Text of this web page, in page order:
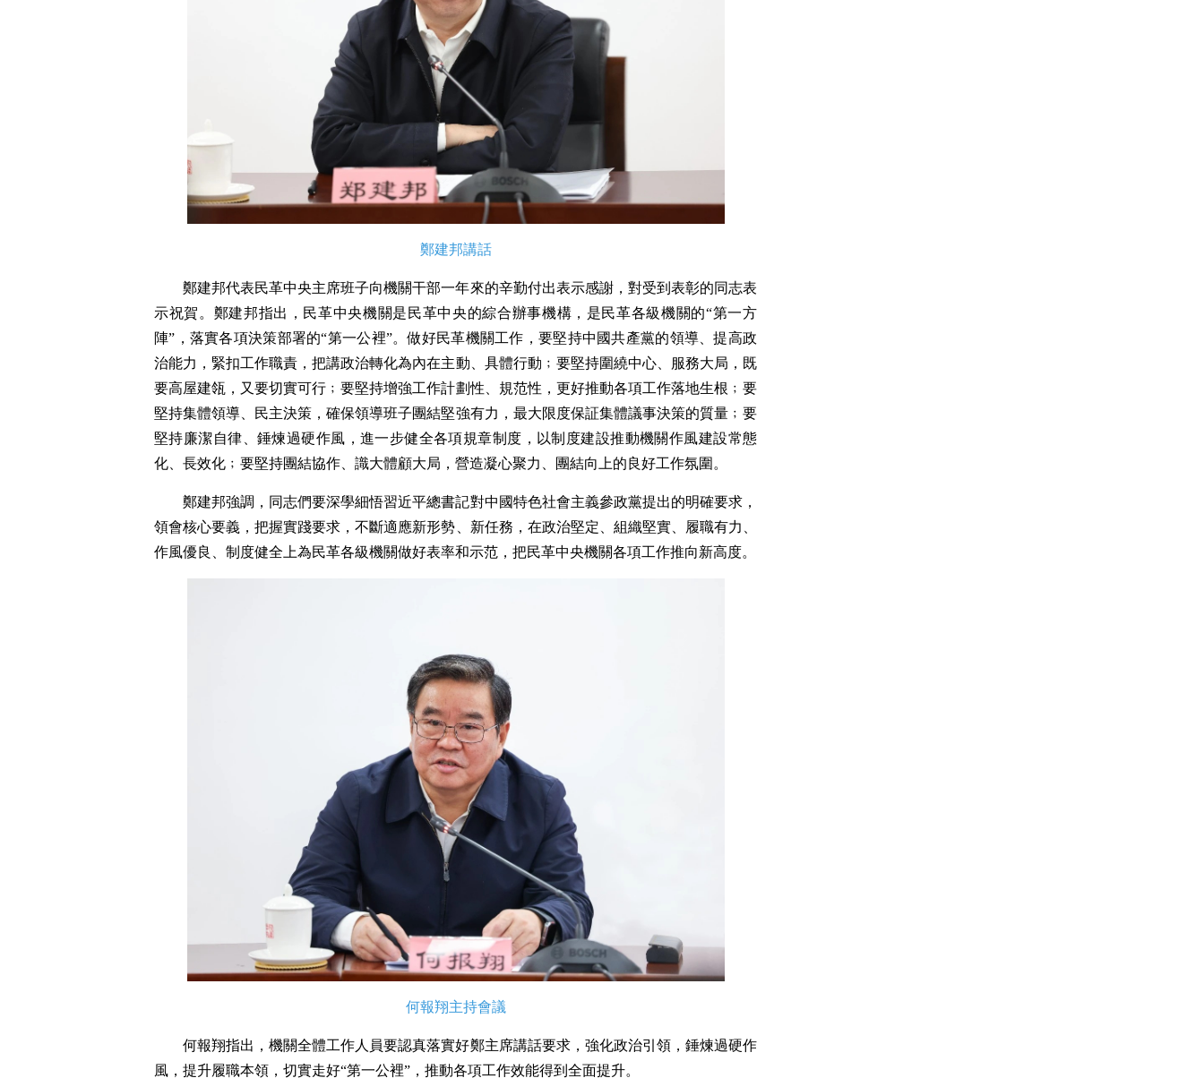
鄭建邦講話
鄭建邦代表民革中央主席班子向機關干部一年來的辛勤付出表示感謝，對受到表彰的同志表
示祝賀。鄭建邦指出，民革中央機關是民革中央的綜合辦事機構，是民革各級機關的“第一方
陣”，落實各項決策部署的“第一公裡”。做好民革機關工作，要堅持中國共產黨的領導、提高政
治能力，緊扣工作職責，把講政治轉化為內在主動、具體行動﹔要堅持圍繞中心、服務大局，既
要高屋建瓴，又要切實可行﹔要堅持增強工作計劃性、規范性，更好推動各項工作落地生根﹔要
堅持集體領導、民主決策，確保領導班子團結堅強有力，最大限度保証集體議事決策的質量﹔要
堅持廉潔自律、錘煉過硬作風，進一步健全各項規章制度，以制度建設推動機關作風建設常態
化、長效化﹔要堅持團結協作、識大體顧大局，營造凝心聚力、團結向上的良好工作氛圍。
鄭建邦強調，同志們要深學細悟習近平總書記對中國特色社會主義參政黨提出的明確要求，
領會核心要義，把握實踐要求，不斷適應新形勢、新任務，在政治堅定、組織堅實、履職有力、
作風優良、制度健全上為民革各級機關做好表率和示范，把民革中央機關各項工作推向新高度。
何報翔主持會議
何報翔指出，機關全體工作人員要認真落實好鄭主席講話要求，強化政治引領，錘煉過硬作
風，提升履職本領，切實走好“第一公裡”，推動各項工作效能得到全面提升。